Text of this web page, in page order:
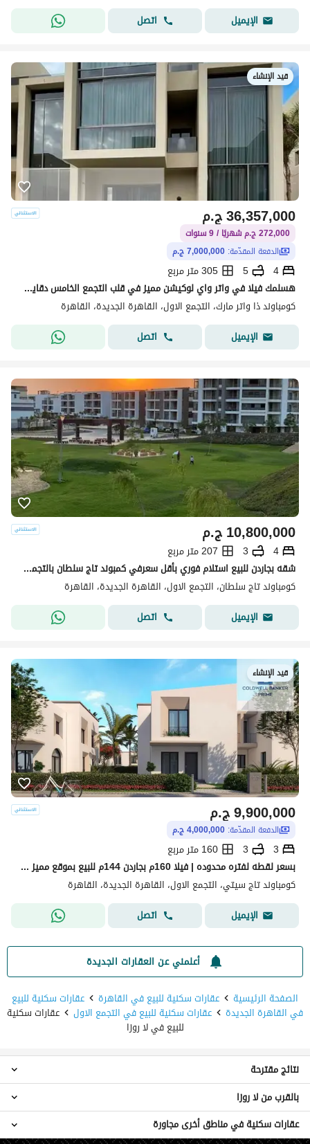
الإيميل
اتصل
قيد الإنشاء
ج.م36,357,000
272,000 ج.م شهريًا / 9 سنوات
الدفعة المقدّمة: 7,000,000 ج.م
4
5
305 متر مربع
هسلمك فيلا في واتر واي لوكيشن مميز في قلب التجمع الخامس دقايق من شارع التسعين الجنوبي وقريب من الجامعه الامريكيه بمقدم 7 مليون
كومباوند ذا واتر مارك، التجمع الاول، القاهرة الجديدة، القاهرة
الإيميل
اتصل
ج.م10,800,000
4
3
207 متر مربع
شقه بجاردن للبيع استلام فوري بأقل سعرفي كمبوند تاج سلطان بالتجمع الخامس
كومباوند تاج سلطان، التجمع الاول، القاهرة الجديدة، القاهرة
الإيميل
اتصل
قيد الإنشاء
ج.م9,900,000
الدفعة المقدّمة: 4,000,000 ج.م
3
3
160 متر مربع
بسعر لقطه لفتره محدوده | فيلا 160م بجاردن 144م للبيع بموقع مميز جدا داخل أوريجامي - تاج سيتي- القاهره الجديده- التجمع الخامس - 3 غرف
كومباوند تاج سيتي، التجمع الاول، القاهرة الجديدة، القاهرة
الإيميل
اتصل
أعلمني عن العقارات الجديدة
الصفحة الرئيسية
عقارات سكنية للبيع في القاهرة عقارات سكنية للبيع
في القاهرة الجديدة عقارات سكنية للبيع في التجمع الاول عقارات سكنية
للبيع في لا روزا
عقارات 4 غرف نوم للبيع في لا روزا
عقارات 5 غرف نوم للبيع في لا روزا
عقارات 6 غرف نوم للبيع في لا روزا
نتائج مقترحة
عقارات للبيع في كومباوند لانوفا فيستا
بالقرب من لا روزا
عقارات سكنية في مناطق أخرى مجاورة